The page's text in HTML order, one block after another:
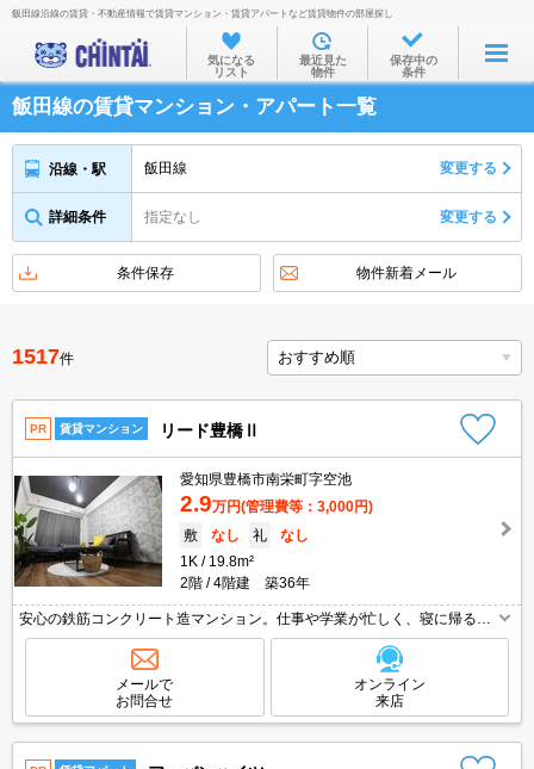
お部屋を探す
沿線・駅から
住所から
物件特集から
不動産会社から
TOP
飯田線沿線の賃貸・不動産情報で賃貸マンション・賃貸アパートなど賃貸物件の部屋探し
気になる
リスト
最近見た
物件
保存中の
条件
飯田線の賃貸マンション・アパート一覧
沿線・駅 飯田線 変更する
詳細条件 指定なし 変更する
条件保存 物件新着メール
1517件
PR 賃貸マンション リード豊橋Ⅱ
愛知県豊橋市南栄町字空池
2.9万円(管理費等：3,000円)
敷
なし 礼
なし
1K
19.8m²
2階
4階建 築36年
安心の鉄筋コンクリート造マンション。仕事や学業が忙しく、寝に帰るく
らいの方にはとても人気の広さです♪周辺にコンビニや駅もあり便利な立
地です！冷蔵庫・電子レンジ・洗濯機付き♪
メールで
お問合せ
オンライン
来店